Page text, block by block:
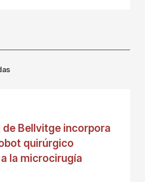
de Bellvitge incorpora
quirúrgico
la microcirugía